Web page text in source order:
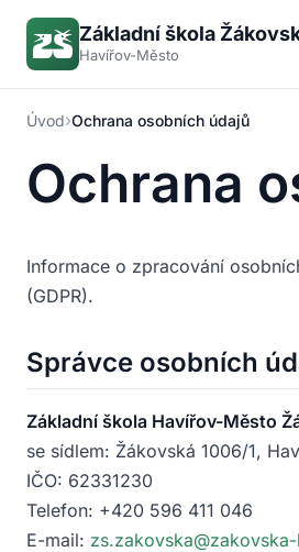
Základní škola
Havířov-Město
Úvod›Ochrana osobních údajů
Ochrana
Informace o zpracování
(GDPR).
Správce osobních
Základní škola Havířov-Město
se sídlem: Žákovská 1006/1,
IČO: 62331230
Telefon: +420 596 411 046
E-mail: